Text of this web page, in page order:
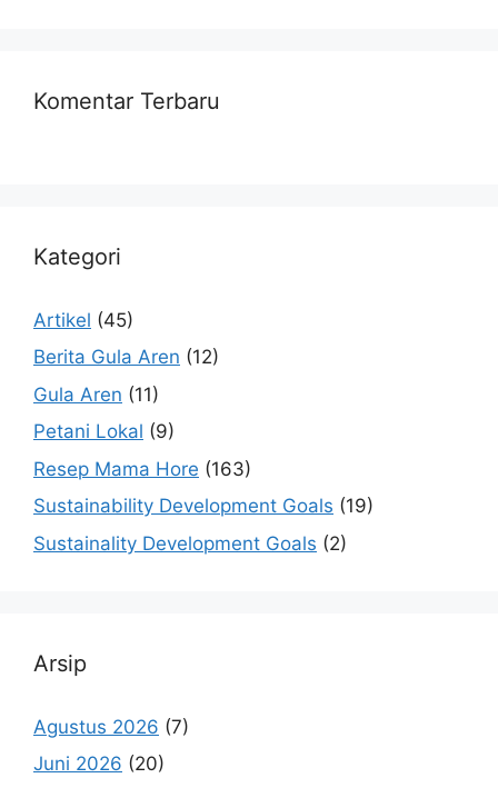
Komentar Terbaru
Kategori
Artikel (45)
Berita Gula Aren (12)
Gula Aren (11)
Petani Lokal (9)
Resep Mama Hore (163)
Sustainability Development Goals (19)
Sustainality Development Goals (2)
Arsip
Agustus 2026 (7)
Juni 2026 (20)